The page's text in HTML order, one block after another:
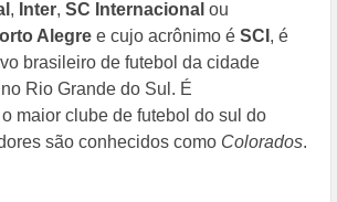
, Inter, SC Internacional ou
Alegre e cujo acrônimo é SCI , é
brasileiro de futebol da cidade
Rio Grande do Sul . É
maior clube de futebol do sul do
são conhecidos como Colorados.